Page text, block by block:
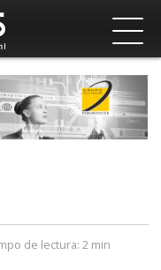
de lectura: 2 min